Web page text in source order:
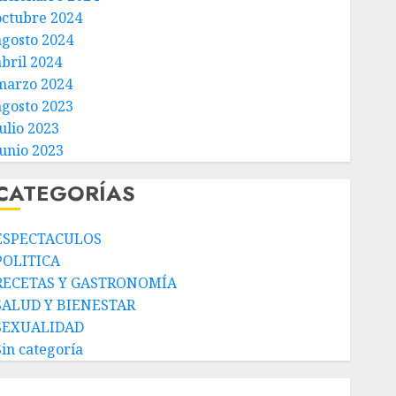
2024
2024
2024
2024
2023
2023
2023
Y GASTRONOMÍA
Y BIENESTAR
categoría